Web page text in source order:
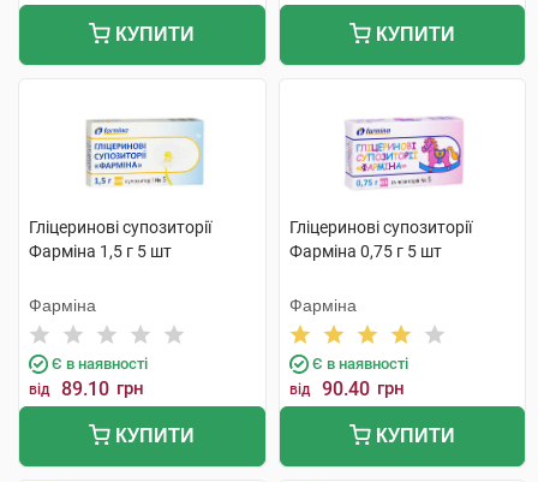
КУПИТИ КУПИТИ
Гліцеринові супозиторії
Фарміна 1,5 г 5 шт
Фарміна
Є в наявності
від 89.10 грн
КУПИТИ
Гліцеринові супозиторії
Фарміна 0,75 г 5 шт
Фарміна
Є в наявності
від 90.40 грн
КУПИТИ